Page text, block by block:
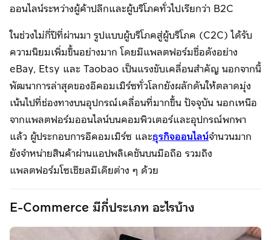
ออนไลน์ระหว่างผู้ค้าปลีกและผู้บริโภคทั่วไปเรียกว่า B2C
ในช่วงไม่กี่ปีที่ผ่านมา รูปแบบผู้บริโภคสู่ผู้บริโภค (C2C) ได้รับ
ความนิยมเพิ่มขึ้นอย่างมาก โดยมีแพลตฟอร์มชื่อดังอย่าง
eBay, Etsy และ Taobao เป็นแรงขับเคลื่อนสำคัญ นอกจากนี้
พัฒนาการล่าสุดของอีคอมเมิร์ซทั่วโลกยังผลักดันให้ตลาดมุ่ง
เน้นไปที่ช่องทางบนอุปกรณ์เคลื่อนที่มากขึ้น ปัจจุบัน นอกเหนือ
จากแพลตฟอร์มออนไลน์บนคอมพิวเตอร์และอุปกรณ์พกพา
แล้ว ผู้ประกอบการอีคอมเมิร์ซ และธุรกิจออนไลน์จำนวนมาก
ยังจำหน่ายสินค้าผ่านแอปพลิเคชันบนมือถือ รวมถึง
แพลตฟอร์มโซเชียลมีเดียต่าง ๆ ด้วย
E-Commerce มีกี่ประเภท อะไรบ้าง